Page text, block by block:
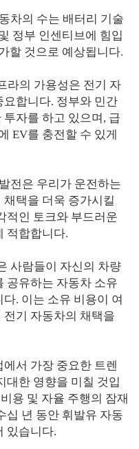
차의 수는 배터리 기술
정부 인센티브에 힘입
할 것으로 예상됩니다.
라의 가용성은 전기 자
합니다. 정부와 민간
자를 하고 있으며, 급
EV를 충전할 수 있게
전은 우리가 운전하는
택을 더욱 증가시킬
적인 토크와 부드러운
적합합니다.
사람들이 자신의 차량
공유하는 자동차 소유
. 이는 소유 비용이 여
기 자동차의 채택을
서 가장 중요한 트렌
대한 영향을 미칠 것입
용 및 자율 주행의 잠재
십 년 동안 휘발유 자동
있습니다.